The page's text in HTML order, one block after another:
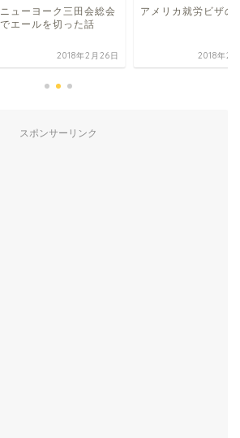
アメリカ就労ビザの話
2018年2月21日
スリープノーモア
2018年2
スポンサーリンク